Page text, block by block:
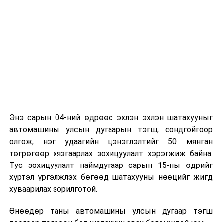
Энэ сарын 04-ний өдрөөс эхлэн эхлэн шатахууныг
автомашины улсын дугаарын тэгш, сондгойгоор
олгож, нэг удаагийн цэнэглэлтийг 50 мянган
төгрөгөөр хязгаарлах зохицуулалт хэрэгжиж байна.
Тус зохицуулалт наймдугаар сарын 15-ны өдрийг
хүртэл үргэлжлэх бөгөөд шатахууны нөөцийг жигд
хуваарилах зорилготой.
Өнөөдөр таны автомашины улсын дугаар тэгш